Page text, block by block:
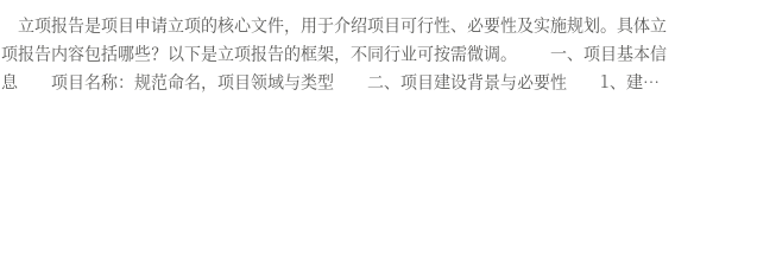
立项报告是项目申请立项的核心文件，用于介绍项目可行性、必要性及实施规划。具体立
项报告内容包括哪些？以下是立项报告的框架，不同行业可按需微调。 一、项目基本信
息 项目名称：规范命名，项目领域与类型 二、项目建设背景与必要性 1、建